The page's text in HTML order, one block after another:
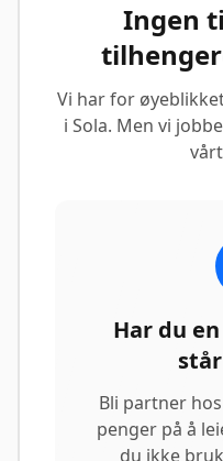
Ingen
Vi har for
i Sola. Men vi
Har du
Bli partner
penger på å
du ikke